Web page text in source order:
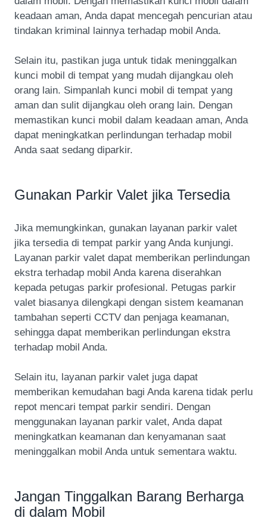
keadaan aman, Anda dapat mencegah pencurian atau
tindakan kriminal lainnya terhadap mobil Anda.
Selain itu, pastikan juga untuk tidak meninggalkan
kunci mobil di tempat yang mudah dijangkau oleh
orang lain. Simpanlah kunci mobil di tempat yang
aman dan sulit dijangkau oleh orang lain. Dengan
memastikan kunci mobil dalam keadaan aman, Anda
dapat meningkatkan perlindungan terhadap mobil
Anda saat sedang diparkir.
Gunakan Parkir Valet jika Tersedia
Jika memungkinkan, gunakan layanan parkir valet
jika tersedia di tempat parkir yang Anda kunjungi.
Layanan parkir valet dapat memberikan perlindungan
ekstra terhadap mobil Anda karena diserahkan
kepada petugas parkir profesional. Petugas parkir
valet biasanya dilengkapi dengan sistem keamanan
tambahan seperti CCTV dan penjaga keamanan,
sehingga dapat memberikan perlindungan ekstra
terhadap mobil Anda.
Selain itu, layanan parkir valet juga dapat
memberikan kemudahan bagi Anda karena tidak perlu
repot mencari tempat parkir sendiri. Dengan
menggunakan layanan parkir valet, Anda dapat
meningkatkan keamanan dan kenyamanan saat
meninggalkan mobil Anda untuk sementara waktu.
Jangan Tinggalkan Barang Berharga
di dalam Mobil